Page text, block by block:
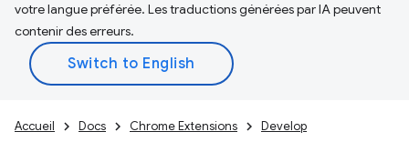
votre langue préférée. Les traductions générées par IA peuvent
contenir des erreurs.
Accueil Docs Chrome Extensions Develop